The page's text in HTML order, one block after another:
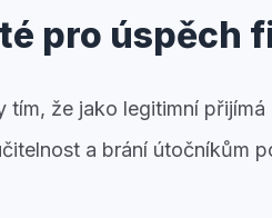
pro úspěch
že jako legitimní
a brání útočníkům